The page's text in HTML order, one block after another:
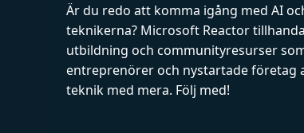
Är du redo att komma igång med AI
teknikerna? Microsoft Reactor
utbildning och communityresurser
entreprenörer och nystartade företag
teknik med mera. Följ med!